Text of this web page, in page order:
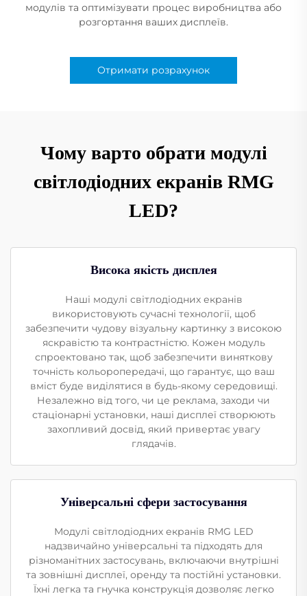
модулів та оптимізувати процес виробництва або
розгортання ваших дисплеїв.
Отримати розрахунок
Чому варто обрати модулі
світлодіодних екранів RMG
LED?
Висока якість дисплея
Наші модулі світлодіодних екранів
використовують сучасні технології, щоб
забезпечити чудову візуальну картинку з високою
яскравістю та контрастністю. Кожен модуль
спроектовано так, щоб забезпечити виняткову
точність кольоропередачі, що гарантує, що ваш
вміст буде виділятися в будь-якому середовищі.
Незалежно від того, чи це реклама, заходи чи
стаціонарні установки, наші дисплеї створюють
захопливий досвід, який привертає увагу
глядачів.
Універсальні сфери застосування
Модулі світлодіодних екранів RMG LED
надзвичайно універсальні та підходять для
різноманітних застосувань, включаючи внутрішні
та зовнішні дисплеї, оренду та постійні установки.
Їхні легка та гнучка конструкція дозволяє легко